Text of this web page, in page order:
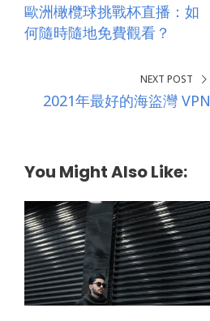
歐洲橄欖球挑戰杯直播：如
何隨時隨地免費觀看？
NEXT POST
2021年最好的海盜灣 VPN
You Might Also Like: